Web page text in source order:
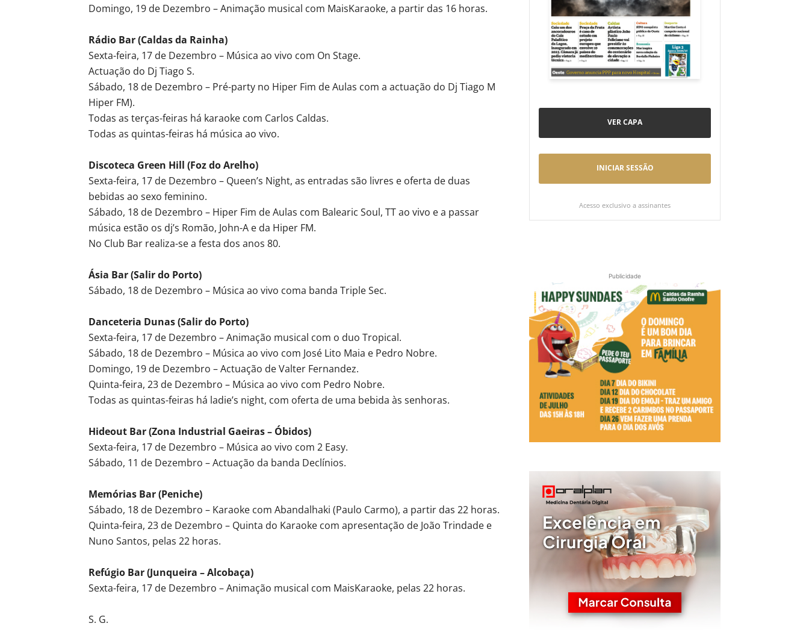
Domingo, 19 de Dezembro – Animação musical com MaisKaraoke, a partir das 16 horas.
Rádio Bar (Caldas da Rainha)
Sexta-feira, 17 de Dezembro – Música ao vivo com On Stage.
Actuação do Dj Tiago S.
Sábado, 18 de Dezembro – Pré-party no Hiper Fim de Aulas com a actuação do Dj Tiago M
Hiper FM).
Todas as terças-feiras há karaoke com Carlos Caldas.
Todas as quintas-feiras há música ao vivo.
Discoteca Green Hill (Foz do Arelho)
Sexta-feira, 17 de Dezembro – Queen’s Night, as entradas são livres e oferta de duas
bebidas ao sexo feminino.
Sábado, 18 de Dezembro – Hiper Fim de Aulas com Balearic Soul, TT ao vivo e a passar
música estão os dj’s Romão, John-A e da Hiper FM.
No Club Bar realiza-se a festa dos anos 80.
Ásia Bar (Salir do Porto)
Sábado, 18 de Dezembro – Música ao vivo coma banda Triple Sec.
Danceteria Dunas (Salir do Porto)
Sexta-feira, 17 de Dezembro – Animação musical com o duo Tropical.
Sábado, 18 de Dezembro – Música ao vivo com José Lito Maia e Pedro Nobre.
Domingo, 19 de Dezembro – Actuação de Valter Fernandez.
Quinta-feira, 23 de Dezembro – Música ao vivo com Pedro Nobre.
Todas as quintas-feiras há ladie’s night, com oferta de uma bebida às senhoras.
Hideout Bar (Zona Industrial Gaeiras – Óbidos)
Sexta-feira, 17 de Dezembro – Música ao vivo com 2 Easy.
Sábado, 11 de Dezembro – Actuação da banda Declínios.
Memórias Bar (Peniche)
Sábado, 18 de Dezembro – Karaoke com Abandalhaki (Paulo Carmo), a partir das 22 horas.
Quinta-feira, 23 de Dezembro – Quinta do Karaoke com apresentação de João Trindade e
Nuno Santos, pelas 22 horas.
Refúgio Bar (Junqueira – Alcobaça)
Sexta-feira, 17 de Dezembro – Animação musical com MaisKaraoke, pelas 22 horas.
S. G.
VER CAPA
INICIAR SESSÃO
Acesso exclusivo a assinantes
Publicidade